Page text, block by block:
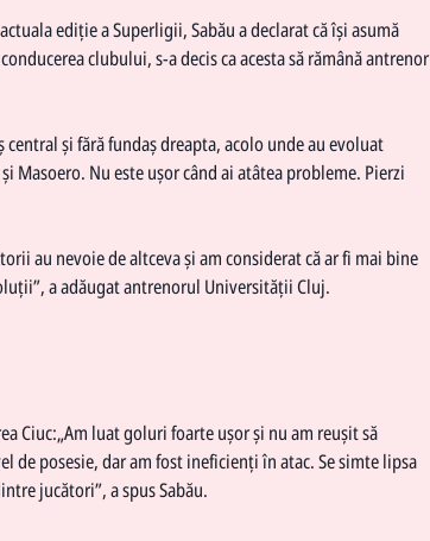
ediție a Superligii, Sabău a declarat că își asumă
clubului, s-a decis ca acesta să rămână antrenor
și fără fundaș dreapta, acolo unde au evoluat
Nu este ușor când ai atâtea probleme. Pierzi
au nevoie de altceva și am considerat că ar fi mai bine
a adăugat antrenorul Universității Cluj.
Ciuc:„Am luat goluri foarte ușor și nu am reușit să
de posesie, dar am fost ineficienți în atac. Se simte lipsa
jucători”, a spus Sabău.